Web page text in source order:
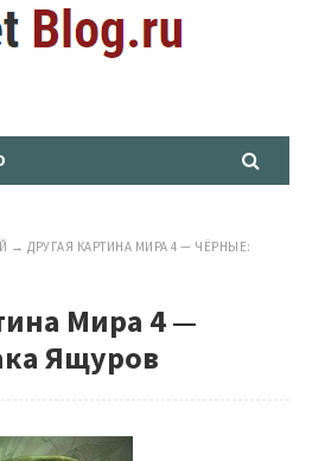
→ ДРУГАЯ КАРТИНА МИРА 4 — ЧЁРНЫЕ:
Мира 4 —
Ящуров